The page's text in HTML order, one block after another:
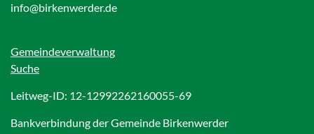
info@birkenwerder.de
Gemeindeverwaltung
Suche
Leitweg-ID: 12-12992262160055-69
Bankverbindung der Gemeinde Birkenwerder